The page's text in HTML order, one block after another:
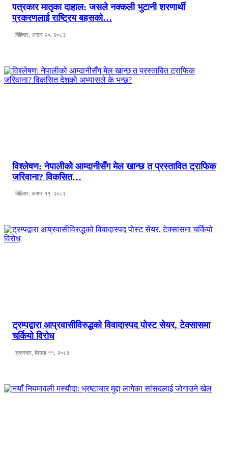
पत्रकार मातृका दाहाल: जसले नक्कली भुटानी शरणार्थी
प्रकरणलाई राष्ट्रिय बहसको…
बिहिवार, असार २५, २०८३
विश्लेषण: नेपालीको आम्दानीसँग मेल खान्छ त प्रस्तावित ट्राफिक
जरिवाना? विकसित…
बिहिवार, असार ११, २०८३
ट्रम्पद्वारा आप्रवासीविरुद्धको विवादास्पद पोस्ट सेयर, टेक्सासमा
चर्कियो विरोध
शुक्रवार, बैशाख ११, २०८३